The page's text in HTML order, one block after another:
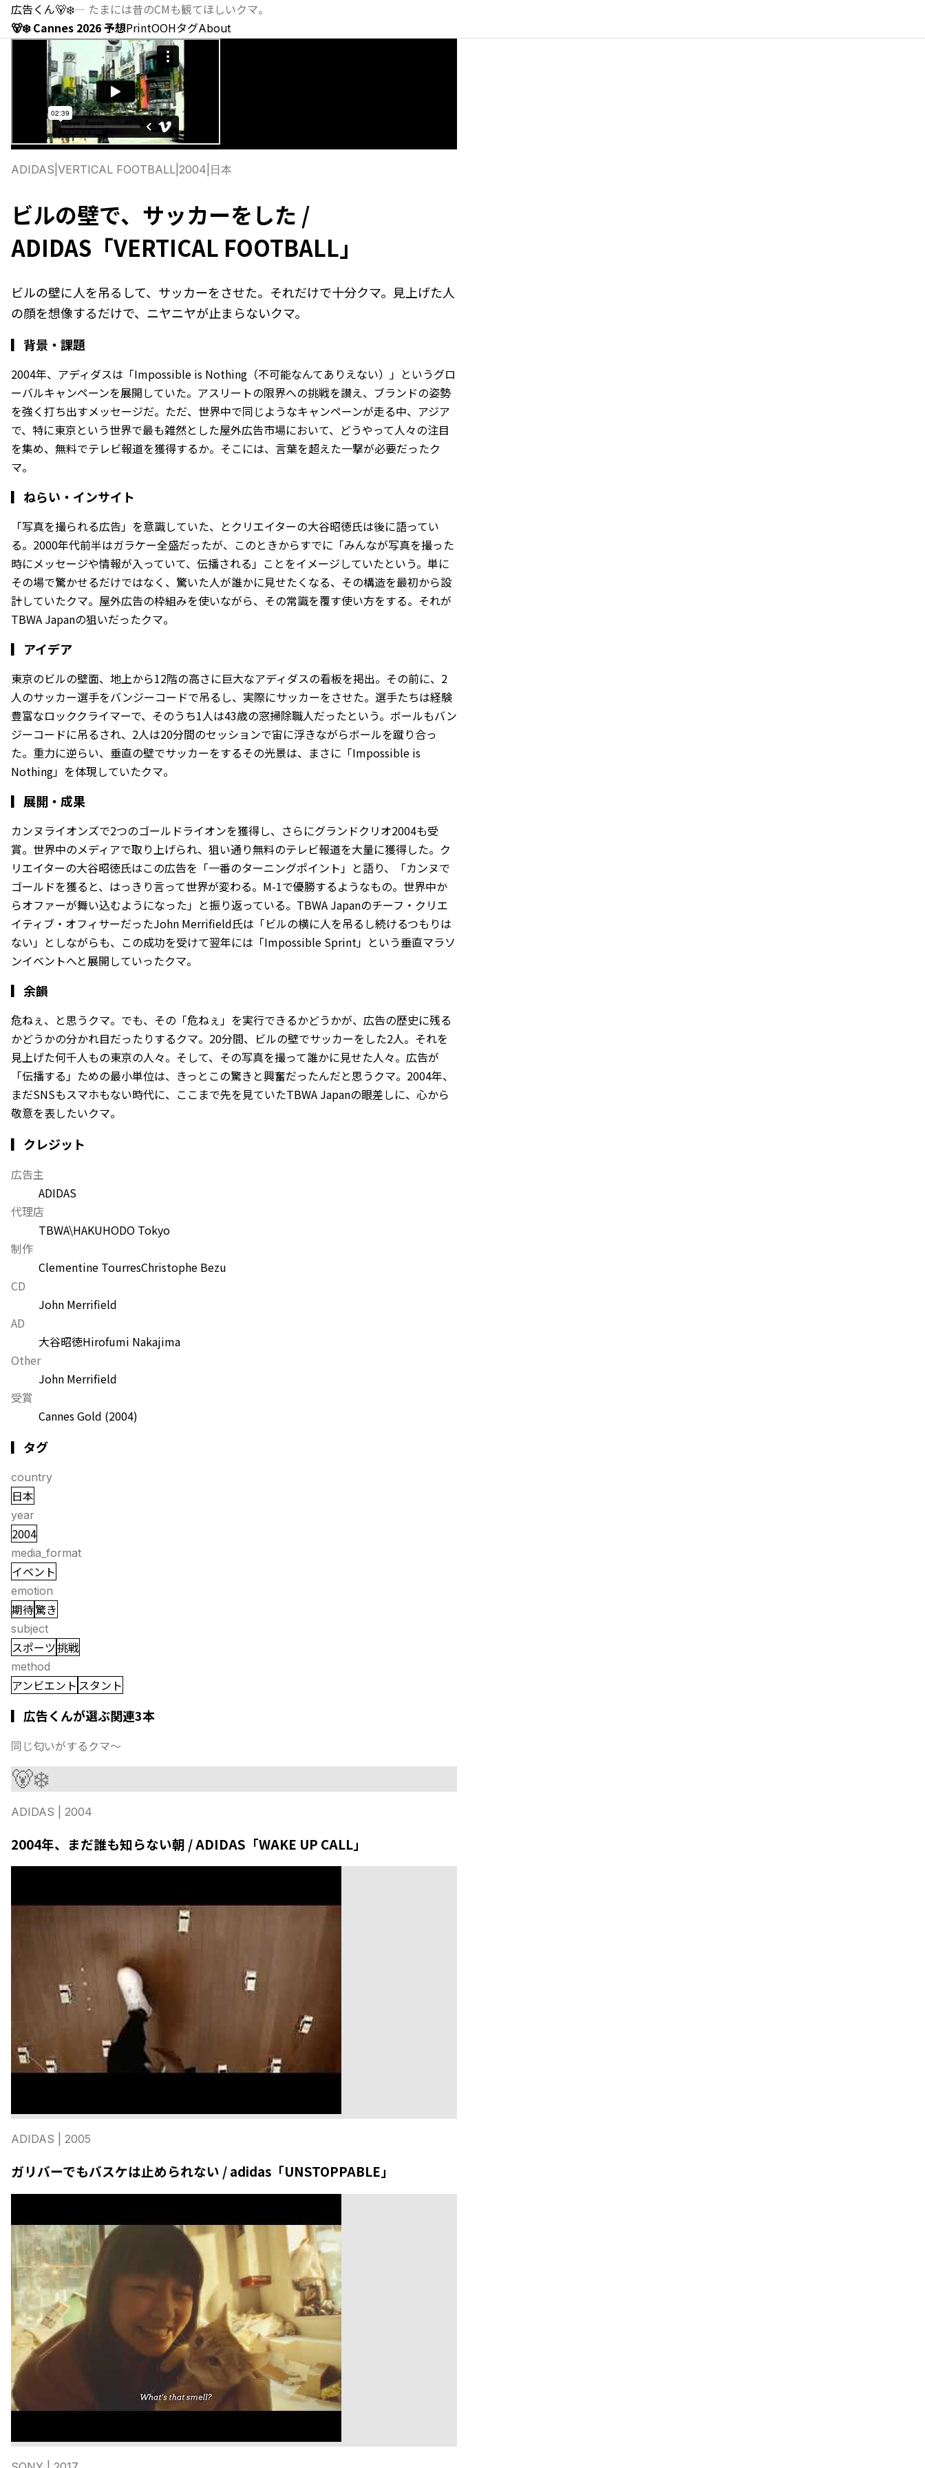
広告くん🐻‍❄️— たまには昔のCMも観てほしいクマ。
🐻‍❄️ Cannes 2026 予想PrintOOHタグAbout
ADIDAS VERTICAL FOOTBALL 2004 日本
ビルの壁で、サッカーをした /
ADIDAS「VERTICAL FOOTBALL」
ビルの壁に人を吊るして、サッカーをさせた。それだけで十分クマ。見上げた人
の顔を想像するだけで、ニヤニヤが止まらないクマ。
▎ 背景・課題
2004年、アディダスは「Impossible is Nothing（不可能なんてありえない）」というグロ
ーバルキャンペーンを展開していた。アスリートの限界への挑戦を讃え、ブランドの姿勢
を強く打ち出すメッセージだ。ただ、世界中で同じようなキャンペーンが走る中、アジア
で、特に東京という世界で最も雑然とした屋外広告市場において、どうやって人々の注目
を集め、無料でテレビ報道を獲得するか。そこには、言葉を超えた一撃が必要だったク
マ。
▎ ねらい・インサイト
「写真を撮られる広告」を意識していた、とクリエイターの大谷昭徳氏は後に語ってい
る。2000年代前半はガラケー全盛だったが、このときからすでに「みんなが写真を撮った
時にメッセージや情報が入っていて、伝播される」ことをイメージしていたという。単に
その場で驚かせるだけではなく、驚いた人が誰かに見せたくなる、その構造を最初から設
計していたクマ。屋外広告の枠組みを使いながら、その常識を覆す使い方をする。それが
TBWA Japanの狙いだったクマ。
▎ アイデア
東京のビルの壁面、地上から12階の高さに巨大なアディダスの看板を掲出。その前に、2
人のサッカー選手をバンジーコードで吊るし、実際にサッカーをさせた。選手たちは経験
豊富なロッククライマーで、そのうち1人は43歳の窓掃除職人だったという。ボールもバン
ジーコードに吊るされ、2人は20分間のセッションで宙に浮きながらボールを蹴り合っ
た。重力に逆らい、垂直の壁でサッカーをするその光景は、まさに「Impossible is
Nothing」を体現していたクマ。
▎ 展開・成果
カンヌライオンズで2つのゴールドライオンを獲得し、さらにグランドクリオ2004も受
賞。世界中のメディアで取り上げられ、狙い通り無料のテレビ報道を大量に獲得した。ク
リエイターの大谷昭徳氏はこの広告を「一番のターニングポイント」と語り、「カンヌで
ゴールドを獲ると、はっきり言って世界が変わる。M-1で優勝するようなもの。世界中か
らオファーが舞い込むようになった」と振り返っている。TBWA Japanのチーフ・クリエ
イティブ・オフィサーだったJohn Merrifield氏は「ビルの横に人を吊るし続けるつもりは
ない」としながらも、この成功を受けて翌年には「Impossible Sprint」という垂直マラソ
ンイベントへと展開していったクマ。
▎ 余韻
危ねぇ、と思うクマ。でも、その「危ねぇ」を実行できるかどうかが、広告の歴史に残る
かどうかの分かれ目だったりするクマ。20分間、ビルの壁でサッカーをした2人。それを
見上げた何千人もの東京の人々。そして、その写真を撮って誰かに見せた人々。広告が
「伝播する」ための最小単位は、きっとこの驚きと興奮だったんだと思うクマ。2004年、
まだSNSもスマホもない時代に、ここまで先を見ていたTBWA Japanの眼差しに、心から
敬意を表したいクマ。
▎クレジット
広告主
ADIDAS
代理店
TBWA\HAKUHODO Tokyo
制作
Clementine TourresChristophe Bezu
CD
John Merrifield
AD
大谷昭徳Hirofumi Nakajima
Other
John Merrifield
受賞
Cannes Gold (2004)
▎タグ
country
日本
year
2004
media_format
イベント
emotion
期待驚き
subject
スポーツ挑戦
method
アンビエント スタント
▎広告くんが選ぶ関連3本
同じ匂いがするクマ〜
🐻‍❄️
ADIDAS | 2004
2004年、まだ誰も知らない朝 / ADIDAS「WAKE UP CALL」
ADIDAS | 2005
ガリバーでもバスケは止められない / adidas「UNSTOPPABLE」